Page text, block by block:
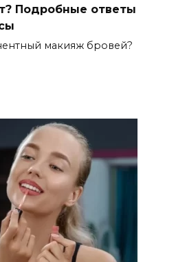
Подробные ответы
макияж бровей?​